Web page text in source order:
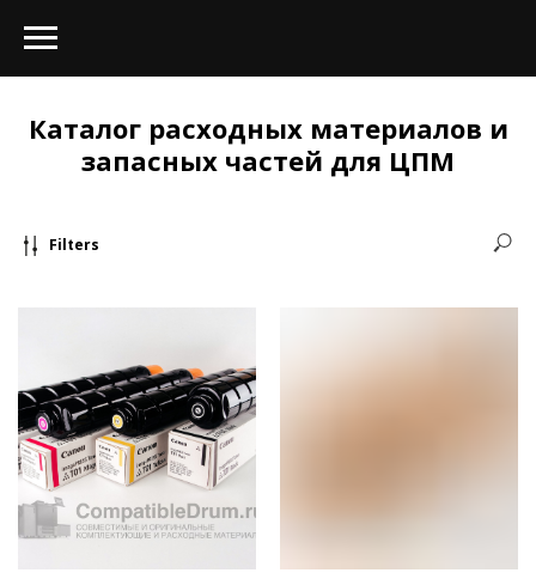
Каталог расходных материалов и
запасных частей для ЦПМ
Filters